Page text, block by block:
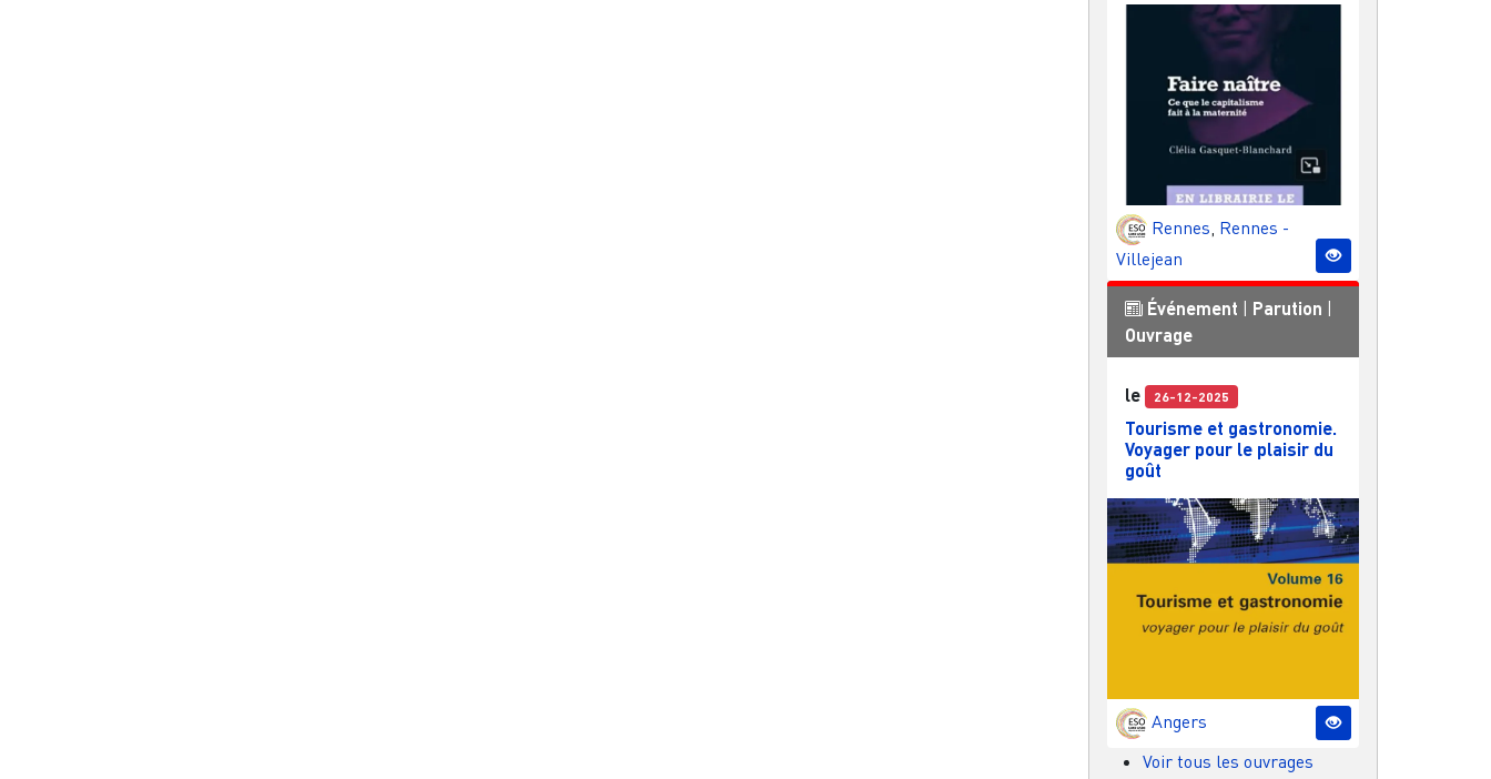
Rennes, Rennes -
Villejean
Événement Parution
Ouvrage
le 26-12-2025
Tourisme et gastronomie.
Voyager pour le plaisir du
goût
Angers
Voir tous les ouvrages